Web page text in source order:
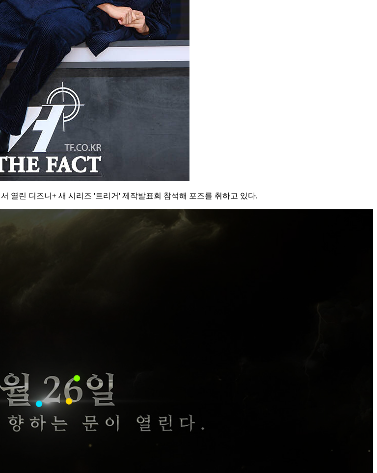
열린 디즈니+ 새 시리즈 '트리거' 제작발표회 참석해 포즈를 취하고 있다.